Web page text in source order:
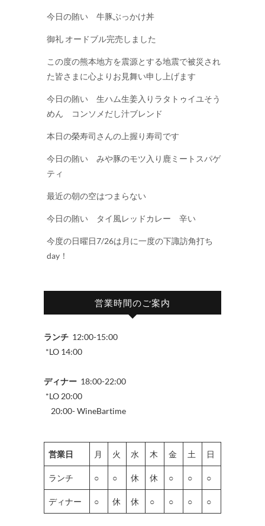
今日の賄い 牛豚ぶっかけ丼
御礼 オードブル完売しました
この度の熊本地方を震源とする地震で被災され
た皆さまに心よりお見舞い申し上げます
今日の賄い 生ハム生姜入りラタトゥイユそう
めん コンソメだし汁ブレンド
本日の榮寿司さんの上握り寿司です
今日の賄い みや豚のモツ入り鹿ミートスパゲ
ティ
最近の朝の空はつまらない
今日の賄い タイ風レッドカレー 辛い
今度の日曜日7/26は月に一度の下諏訪角打ち
day！
営業時間のご案内
ランチ 12:00-15:00
*LO 14:00
ディナー 18:00-22:00
*LO 20:00
20:00- WineBartime
営業日 月 火 水 木 金 土 日
ランチ ○ ○ 休 休 ○ ○ ○
ディナー ○ 休 休 ○ ○ ○ ○